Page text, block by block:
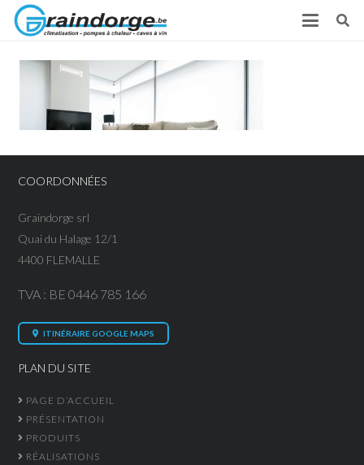
COORDONNÉES
Graindorge srl
Quai du Halage 12/1
4400 FLEMALLE
TVA : BE 0446 785 166
ITINÉRAIRE GOOGLE MAPS
PLAN DU SITE
PAGE D’ACCUEIL
PRÉSENTATION
PRODUITS
RÉALISATIONS